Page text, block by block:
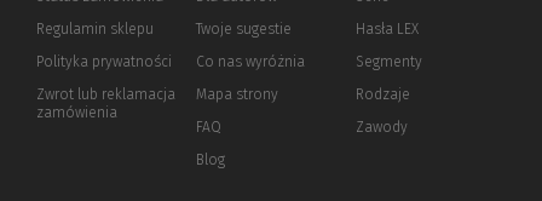
Regulamin sklepu
Polityka prywatności (Nowe
(Link
innej
Zwrot lub reklamacja
zamówienia
innej
strony)
Twoje sugestie
Co nas wyróżnia
Mapa strony
FAQ
Blog
Hasła LEX
Segmenty
Rodzaje
Zawody